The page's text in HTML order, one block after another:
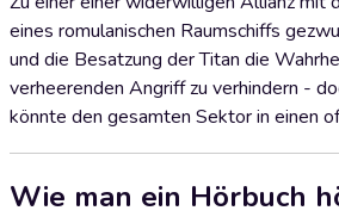
eines romulanischen Raumschiffs
und die Besatzung der Titan die
verheerenden Angriff zu verhindern -
könnte den gesamten Sektor in einen
Wie man ein Hörbuch